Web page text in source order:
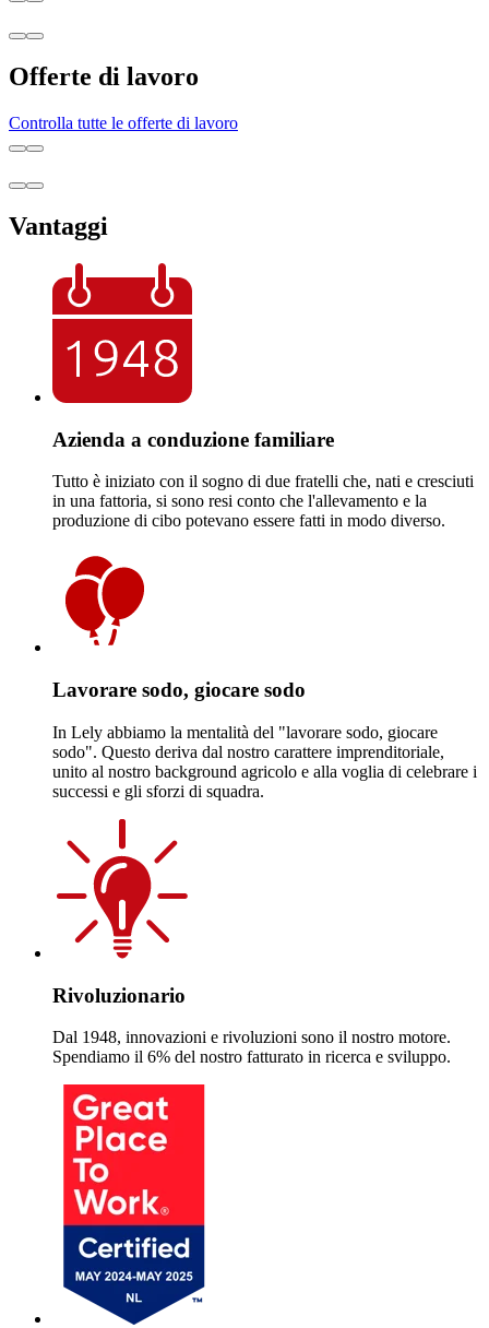
Offerte di lavoro
Controlla tutte le offerte di lavoro
Vantaggi
Azienda a conduzione familiare
Tutto è iniziato con il sogno di due fratelli che, nati e cresciuti
in una fattoria, si sono resi conto che l'allevamento e la
produzione di cibo potevano essere fatti in modo diverso.
Lavorare sodo, giocare sodo
In Lely abbiamo la mentalità del "lavorare sodo, giocare
sodo". Questo deriva dal nostro carattere imprenditoriale,
unito al nostro background agricolo e alla voglia di celebrare i
successi e gli sforzi di squadra.
Rivoluzionario
Dal 1948, innovazioni e rivoluzioni sono il nostro motore.
Spendiamo il 6% del nostro fatturato in ricerca e sviluppo.